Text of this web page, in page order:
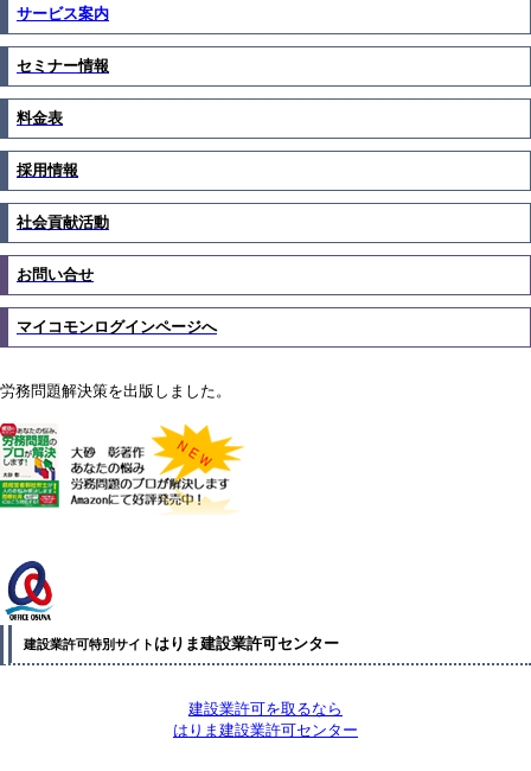
サービス案内
セミナー情報
料金表
採用情報
社会貢献活動
お問い合せ
マイコモンログインページへ
労務問題解決策を出版しました。
建設業許可特別サイト はりま建設業許可センター
建設業許可を取るなら
はりま建設業許可センター